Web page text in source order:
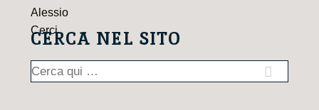
CERCA NEL SITO
Cerca: